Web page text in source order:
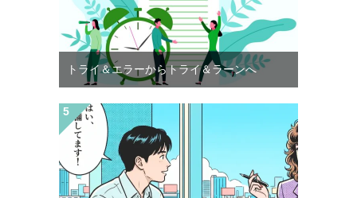
トライ＆エラーからトライ＆ラーンへ